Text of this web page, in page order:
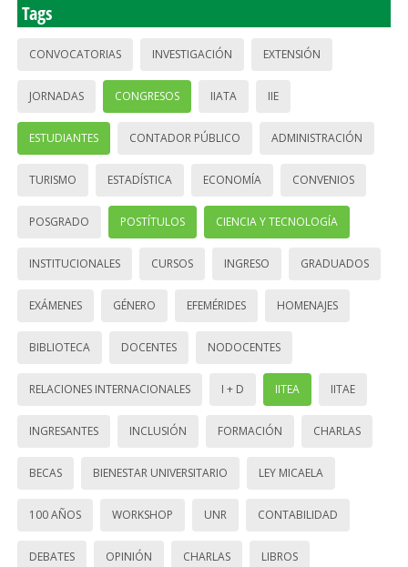
Tags
CONVOCATORIAS INVESTIGACIÓN EXTENSIÓN
JORNADAS CONGRESOS IIATA IIE
ESTUDIANTES CONTADOR PÚBLICO ADMINISTRACIÓN
TURISMO ESTADÍSTICA ECONOMÍA CONVENIOS
POSGRADO POSTÍTULOS CIENCIA Y TECNOLOGÍA
INSTITUCIONALES CURSOS INGRESO GRADUADOS
EXÁMENES GÉNERO EFEMÉRIDES HOMENAJES
BIBLIOTECA DOCENTES NODOCENTES
RELACIONES INTERNACIONALES I + D IITEA IITAE
INGRESANTES INCLUSIÓN FORMACIÓN CHARLAS
BECAS BIENESTAR UNIVERSITARIO LEY MICAELA
100 AÑOS WORKSHOP UNR CONTABILIDAD
DEBATES OPINIÓN CHARLAS LIBROS